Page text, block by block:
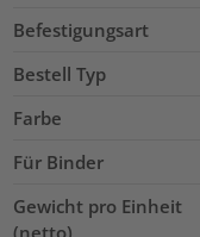
Befestigungsart
Bestell Typ
Farbe
Für Binder
Gewicht pro Einheit